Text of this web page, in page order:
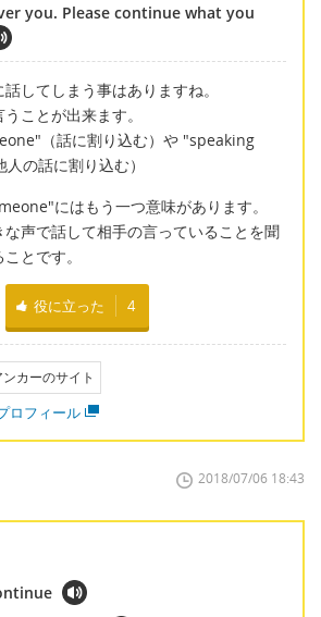
you. Please continue what you
してしまう事はありますね。
ことが出来ます。
（話に割り込む）や "speaking
の話に割り込む）
にはもう一つ意味があります。
な声で話して相手の言っていることを聞
とです。
役に立った 4
カーのサイト
ロフィール
2018/07/06 18:43